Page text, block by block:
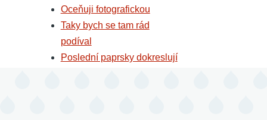
Oceňuji fotografickou
Taky bych se tam rád
podíval
Poslední paprsky dokreslují